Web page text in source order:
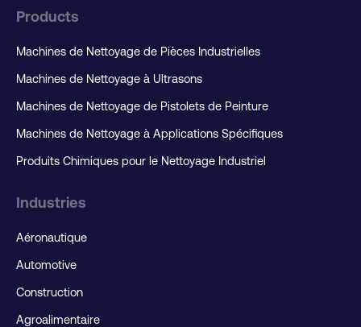
Products
Machines de Nettoyage de Pièces Industrielles
Machines de Nettoyage à Ultrasons
Machines de Nettoyage de Pistolets de Peinture
Machines de Nettoyage à Applications Spécifiques
Produits Chimiques pour le Nettoyage Industriel
Industries
Aéronautique
Automotive
Construction
Agroalimentaire